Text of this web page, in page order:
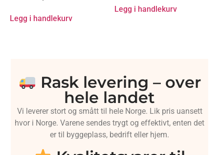
Legg i handlekurv
Legg i handlekurv
Rask levering – over
hele landet
Vi leverer stort og smått til hele Norge. Lik pris uansett
hvor i Norge. Varene sendes trygt og effektivt, enten det
er til byggeplass, bedrift eller hjem.